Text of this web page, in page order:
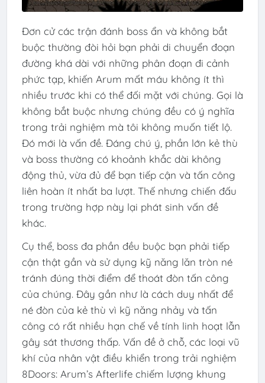
Đơn cử các trận đánh boss ẩn và không bắt
buộc thường đòi hỏi bạn phải di chuyển đoạn
đường khá dài với những phân đoạn đi cảnh
phức tạp, khiến Arum mất máu không ít thì
nhiều trước khi có thể đối mặt với chúng. Gọi là
không bắt buộc nhưng chúng đều có ý nghĩa
trong trải nghiệm mà tôi không muốn tiết lộ.
Đó mới là vấn đề. Đáng chú ý, phần lớn kẻ thù
và boss thường có khoảnh khắc dài không
động thủ, vừa đủ để bạn tiếp cận và tấn công
liên hoàn ít nhất ba lượt. Thế nhưng chiến đấu
trong trường hợp này lại phát sinh vấn đề
khác.
Cụ thể, boss đa phần đều buộc bạn phải tiếp
cận thật gần và sử dụng kỹ năng lăn tròn né
tránh đúng thời điểm để thoát đòn tấn công
của chúng. Đây gần như là cách duy nhất để
né đòn của kẻ thù vì kỹ năng nhảy và tấn
công có rất nhiều hạn chế về tính linh hoạt lẫn
gây sát thương thấp. Vấn đề ở chỗ, các loại vũ
khí của nhân vật điều khiển trong trải nghiệm
8Doors: Arum’s Afterlife chiếm lượng khung